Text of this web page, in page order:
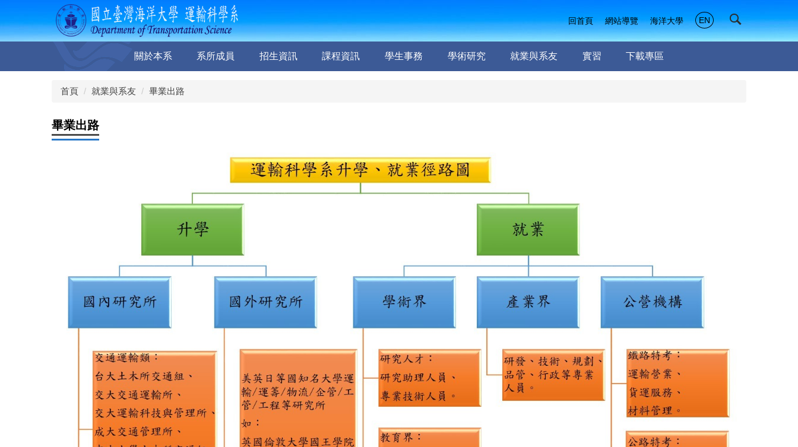
主
容
關於本系 系所成員 招生資訊 課程資訊 學生事務 學術研究 就業與系友 實習 下載專區
回首頁 網站導覽 海洋大學 EN
首頁 就業與系友 畢業出路
畢業出路